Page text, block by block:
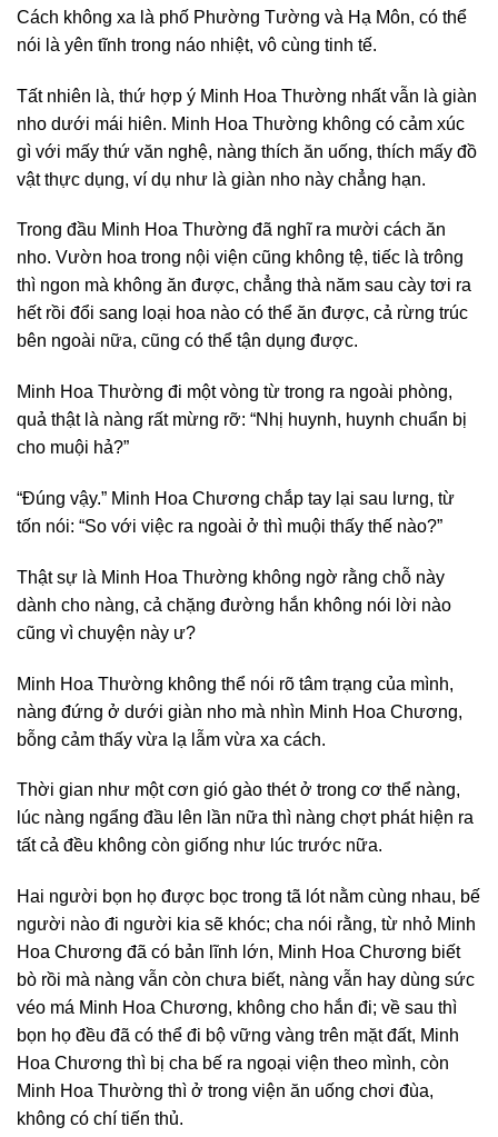
Cách không xa là phố Phường Tường và Hạ Môn, có thể
nói là yên tĩnh trong náo nhiệt, vô cùng tinh tế.
Tất nhiên là, thứ hợp ý Minh Hoa Thường nhất vẫn là giàn
nho dưới mái hiên. Minh Hoa Thường không có cảm xúc
gì với mấy thứ văn nghệ, nàng thích ăn uống, thích mấy đồ
vật thực dụng, ví dụ như là giàn nho này chẳng hạn.
Trong đầu Minh Hoa Thường đã nghĩ ra mười cách ăn
nho. Vườn hoa trong nội viện cũng không tệ, tiếc là trông
thì ngon mà không ăn được, chẳng thà năm sau cày tơi ra
hết rồi đổi sang loại hoa nào có thể ăn được, cả rừng trúc
bên ngoài nữa, cũng có thể tận dụng được.
Minh Hoa Thường đi một vòng từ trong ra ngoài phòng,
quả thật là nàng rất mừng rỡ: “Nhị huynh, huynh chuẩn bị
cho muội hả?”
“Đúng vậy.” Minh Hoa Chương chắp tay lại sau lưng, từ
tốn nói: “So với việc ra ngoài ở thì muội thấy thế nào?”
Thật sự là Minh Hoa Thường không ngờ rằng chỗ này
dành cho nàng, cả chặng đường hắn không nói lời nào
cũng vì chuyện này ư?
Minh Hoa Thường không thể nói rõ tâm trạng của mình,
nàng đứng ở dưới giàn nho mà nhìn Minh Hoa Chương,
bỗng cảm thấy vừa lạ lẫm vừa xa cách.
Thời gian như một cơn gió gào thét ở trong cơ thể nàng,
lúc nàng ngẩng đầu lên lần nữa thì nàng chợt phát hiện ra
tất cả đều không còn giống như lúc trước nữa.
Hai người bọn họ được bọc trong tã lót nằm cùng nhau, bế
người nào đi người kia sẽ khóc; cha nói rằng, từ nhỏ Minh
Hoa Chương đã có bản lĩnh lớn, Minh Hoa Chương biết
bò rồi mà nàng vẫn còn chưa biết, nàng vẫn hay dùng sức
véo má Minh Hoa Chương, không cho hắn đi; về sau thì
bọn họ đều đã có thể đi bộ vững vàng trên mặt đất, Minh
Hoa Chương thì bị cha bế ra ngoại viện theo mình, còn
Minh Hoa Thường thì ở trong viện ăn uống chơi đùa,
không có chí tiến thủ.